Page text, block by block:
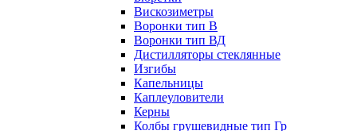
Вискозиметры
Воронки тип В
Воронки тип ВД
Дистилляторы стеклянные
Изгибы
Капельницы
Каплеуловители
Керны
Колбы грушевидные тип Гр